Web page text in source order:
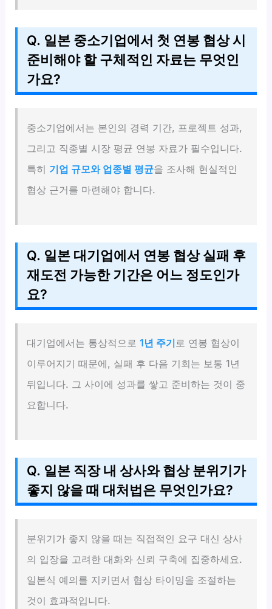
Q. 일본 중소기업에서 첫 연봉 협상 시
준비해야 할 구체적인 자료는 무엇인
가요?
중소기업에서는 본인의 경력 기간, 프로젝트 성과,
그리고 직종별 시장 평균 연봉 자료가 필수입니다.
특히 기업 규모와 업종별 평균을 조사해 현실적인
협상 근거를 마련해야 합니다.
Q. 일본 대기업에서 연봉 협상 실패 후
재도전 가능한 기간은 어느 정도인가
요?
대기업에서는 통상적으로1년 주기로 연봉 협상이
이루어지기 때문에, 실패 후 다음 기회는 보통 1년
뒤입니다. 그 사이에 성과를 쌓고 준비하는 것이 중
요합니다.
Q. 일본 직장 내 상사와 협상 분위기가
좋지 않을 때 대처법은 무엇인가요?
분위기가 좋지 않을 때는 직접적인 요구 대신 상사
의 입장을 고려한 대화와 신뢰 구축에 집중하세요.
일본식 예의를 지키면서 협상 타이밍을 조절하는
것이 효과적입니다.